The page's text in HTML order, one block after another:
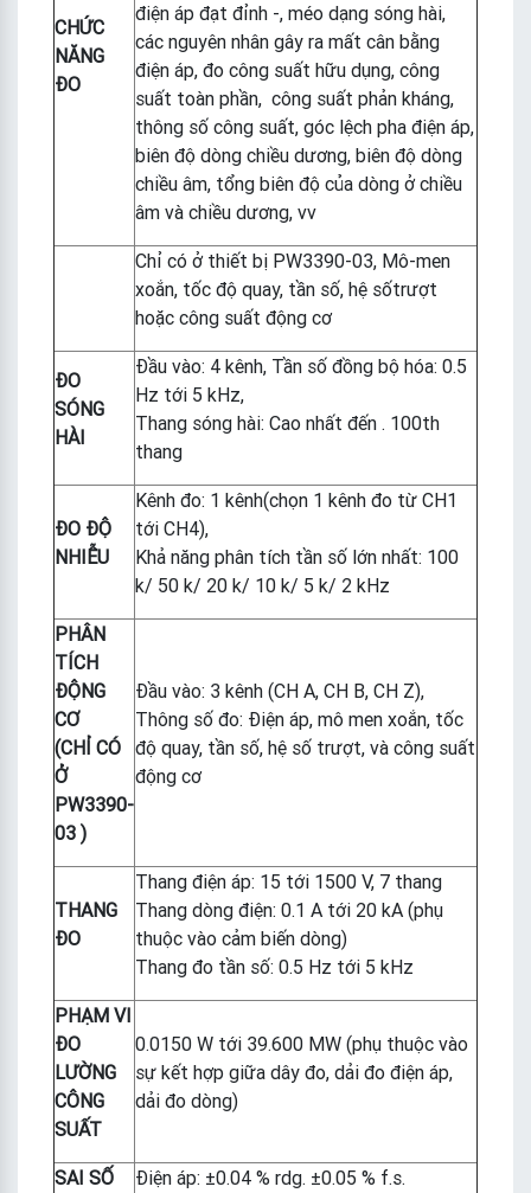
CHỨC
NĂNG
ĐO
điện áp đạt đỉnh -, méo dạng sóng hài,
các nguyên nhân gây ra mất cân bằng
điện áp, đo công suất hữu dụng, công
suất toàn phần, công suất phản kháng,
thông số công suất, góc lệch pha điện áp,
biên độ dòng chiều dương, biên độ dòng
chiều âm, tổng biên độ của dòng ở chiều
âm và chiều dương, vv
Chỉ có ở thiết bị PW3390-03, Mô-men
xoắn, tốc độ quay, tần số, hệ sốtrượt
hoặc công suất động cơ
ĐO
SÓNG
HÀI
Đầu vào: 4 kênh, Tần số đồng bộ hóa: 0.5
Hz tới 5 kHz,
Thang sóng hài: Cao nhất đến . 100th
thang
ĐO ĐỘ
NHIỄU
Kênh đo: 1 kênh(chọn 1 kênh đo từ CH1
tới CH4),
Khả năng phân tích tần số lớn nhất: 100
k/ 50 k/ 20 k/ 10 k/ 5 k/ 2 kHz
PHÂN
TÍCH
ĐỘNG
CƠ
(CHỈ CÓ
Ở
PW3390-
03 )
Đầu vào: 3 kênh (CH A, CH B, CH Z),
Thông số đo: Điện áp, mô men xoắn, tốc
độ quay, tần số, hệ số trượt, và công suất
động cơ
THANG
ĐO
Thang điện áp: 15 tới 1500 V, 7 thang
Thang dòng điện: 0.1 A tới 20 kA (phụ
thuộc vào cảm biến dòng)
Thang đo tần số: 0.5 Hz tới 5 kHz
PHẠM VI
ĐO
LƯỜNG
CÔNG
SUẤT
0.0150 W tới 39.600 MW (phụ thuộc vào
sự kết hợp giữa dây đo, dải đo điện áp,
dải đo dòng)
SAI SỐ
Điện áp: ±0.04 % rdg. ±0.05 % f.s.